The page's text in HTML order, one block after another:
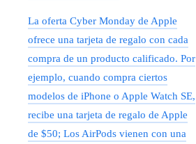
La oferta Cyber ​​​​Monday de Apple
ofrece una tarjeta de regalo con cada
compra de un producto calificado. Por
ejemplo, cuando compra ciertos
modelos de iPhone o Apple Watch SE,
recibe una tarjeta de regalo de Apple
de $50; Los AirPods vienen con una